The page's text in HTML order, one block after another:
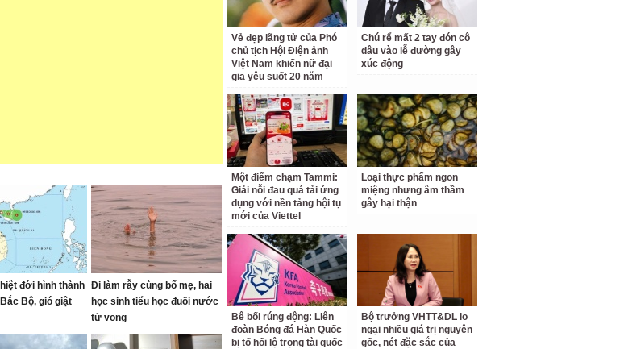
đới hình thành
Bộ, gió giật
Đi làm rẫy cùng bố mẹ, hai
học sinh tiểu học đuối nước
tử vong
Vẻ đẹp lãng tử của Phó
chủ tịch Hội Điện ảnh
Việt Nam khiến nữ đại
gia yêu suốt 20 năm
Chú rể mất 2 tay đón cô
dâu vào lễ đường gây
xúc động
Một điểm chạm Tammi:
Giải nỗi đau quá tải ứng
dụng với nền tảng hội tụ
mới của Viettel
Loại thực phẩm ngon
miệng nhưng âm thầm
gây hại thận
Bê bối rúng động: Liên
đoàn Bóng đá Hàn Quốc
bị tố hối lộ trọng tài quốc
Bộ trưởng VHTT&DL lo
ngại nhiều giá trị nguyên
gốc, nét đặc sắc của